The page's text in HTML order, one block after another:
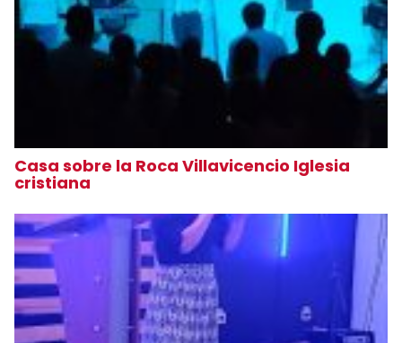
Casa sobre la Roca Villavicencio Iglesia
cristiana